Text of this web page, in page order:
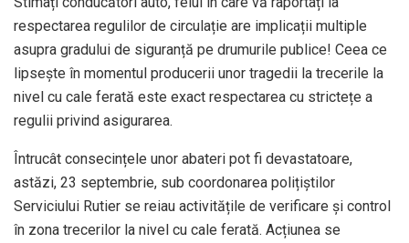
respectarea regulilor de circulație are implicații multiple
asupra gradului de siguranță pe drumurile publice! Ceea ce
lipsește în momentul producerii unor tragedii la trecerile la
nivel cu cale ferată este exact respectarea cu strictețe a
regulii privind asigurarea.
Întrucât consecințele unor abateri pot fi devastatoare,
astăzi, 23 septembrie, sub coordonarea polițiștilor
Serviciului Rutier se reiau activitățile de verificare și control
în zona trecerilor la nivel cu cale ferată. Acțiunea se